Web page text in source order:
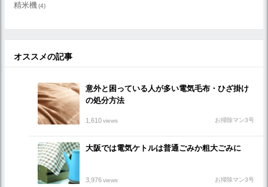
精米機(4)
オススメの記事
意外と困っている人が多い電気毛布・ひざ掛け
の処分方法
1,610views お掃除マン3号
大阪では電気ケトルは普通ごみか粗大ごみに
3,976views お掃除マン3号